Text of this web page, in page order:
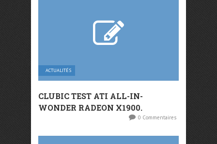
ACTUALITÉS
CLUBIC TEST ATI ALL-IN-
WONDER RADEON X1900.
0 Commentaires